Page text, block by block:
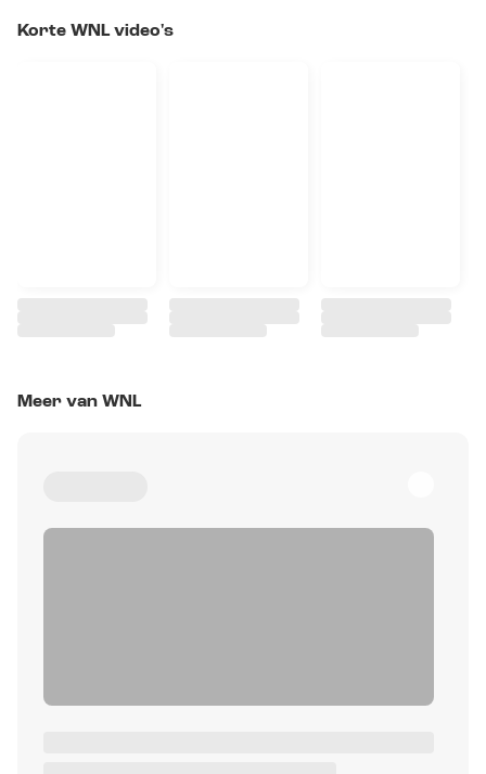
Korte WNL video's
Meer van WNL